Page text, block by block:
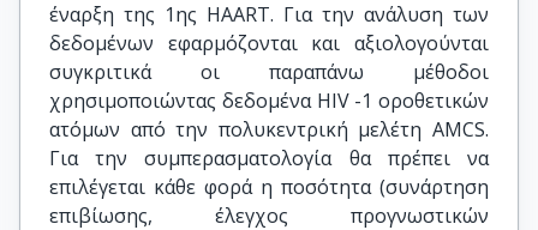
έναρξη της 1ης HAART. Για την ανάλυση των
δεδομένων εφαρμόζονται και αξιολογούνται
συγκριτικά οι παραπάνω μέθοδοι
χρησιμοποιώντας δεδομένα HIV -1 οροθετικών
ατόμων από την πολυκεντρική μελέτη AMCS.
Για την συμπερασματολογία θα πρέπει να
επιλέγεται κάθε φορά η ποσότητα (συνάρτηση
επιβίωσης, έλεγχος προγνωστικών